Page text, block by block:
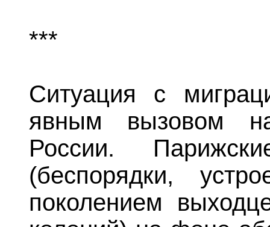
***
Ситуация с
явным вызовом
России.
(беспорядки,
поколением